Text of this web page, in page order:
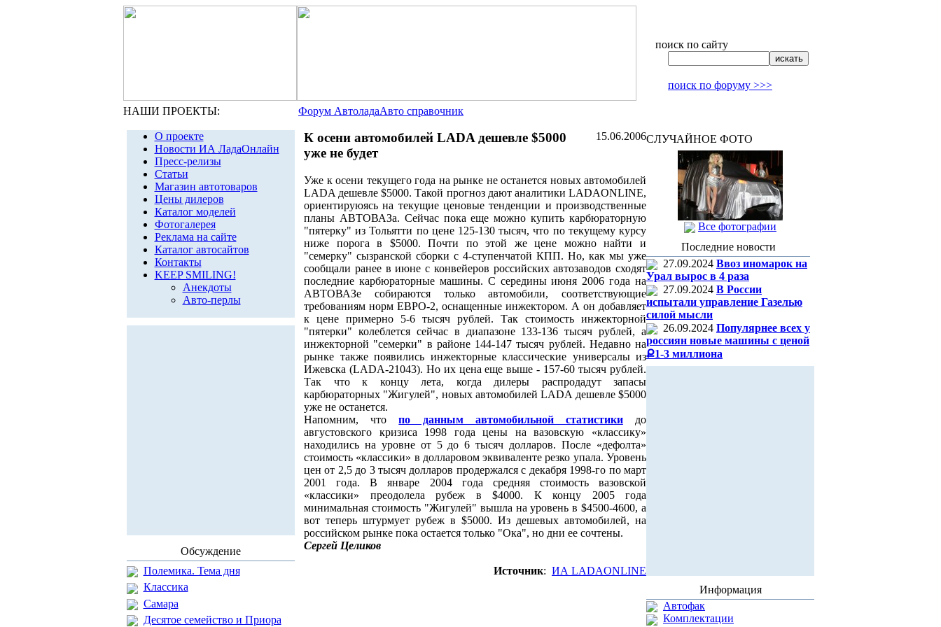
поиск по сайту
поиск по форуму >>>
НАШИ ПРОЕКТЫ: Форум АвтоладаАвто справочник
О проекте
Новости ИА ЛадаОнлайн
Пресс-релизы
Статьи
Магазин автотоваров
Цены дилеров
Каталог моделей
Фотогалерея
Реклама на сайте
Каталог автосайтов
Контакты
KEEP SMILING!
Анекдоты
Авто-перлы
Обсуждение
Полемика. Тема дня
Классика
Самара
Десятое семейство и Приора
15.06.2006
К осени автомобилей LADA дешевле $5000
уже не будет
Уже к осени текущего года на рынке не останется новых автомобилей
LADA дешевле $5000. Такой прогноз дают аналитики LADAONLINE,
ориентируюясь на текущие ценовые тенденции и производственные
планы АВТОВАЗа. Сейчас пока еще можно купить карбюраторную
"пятерку" из Тольятти по цене 125-130 тысяч, что по текущему курсу
ниже порога в $5000. Почти по этой же цене можно найти и
"семерку" сызранской сборки с 4-ступенчатой КПП. Но, как мы уже
сообщали ранее в июне с конвейеров российских автозаводов сходят
последние карбюраторные машины. С середины июня 2006 года на
АВТОВАЗе собираются только автомобили, соответствующие
требованиям норм ЕВРО-2, оснащенные инжектором. А он добавляет
к цене примерно 5-6 тысяч рублей. Так стоимость инжекторной
"пятерки" колеблется сейчас в диапазоне 133-136 тысяч рублей, а
инжекторной "семерки" в районе 144-147 тысяч рублей. Недавно на
рынке также появились инжекторные классические универсалы из
Ижевска (LADA-21043). Но их цена еще выше - 157-60 тысяч рублей.
Так что к концу лета, когда дилеры распродадут запасы
карбюраторных "Жигулей", новых автомобилей LADA дешевле $5000
уже не останется.
Напомним, чтопо данным автомобильной статистикидо
августовского кризиса 1998 года цены на вазовскую «классику»
находились на уровне от 5 до 6 тысяч долларов. После «дефолта»
стоимость «классики» в долларовом эквиваленте резко упала. Уровень
цен от 2,5 до 3 тысяч долларов продержался с декабря 1998-го по март
2001 года. В январе 2004 года средняя стоимость вазовской
«классики» преодолела рубеж в $4000. К концу 2005 года
минимальная стоимость "Жигулей" вышла на уровень в $4500-4600, а
вот теперь штурмует рубеж в $5000. Из дешевых автомобилей, на
российском рынке пока остается только "Ока", но дни ее сочтены.
Сергей Целиков
Источник: ИА LADAONLINE
СЛУЧАЙНОЕ ФОТО
Все фотографии
Последние новости
27.09.2024 Ввоз иномарок на
Урал вырос в 4 раза
27.09.2024 В России
испытали управление Газелью
силой мысли
26.09.2024 Популярнее всех у
россиян новые машины с ценой
Ք1-3 миллиона
Информация
Автофак
Комплектации